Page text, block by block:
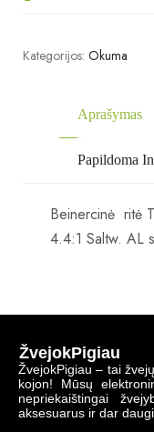
Kategorijos: Okuma
Aprašymas
Papildoma
Beinercinė ritė
4.4:1 Saltw. AL
ŽvejokPigiau
ŽvejokPigiau – tai
kojon! Mūsų
nepriekaištingai
aksesuarus ir dar